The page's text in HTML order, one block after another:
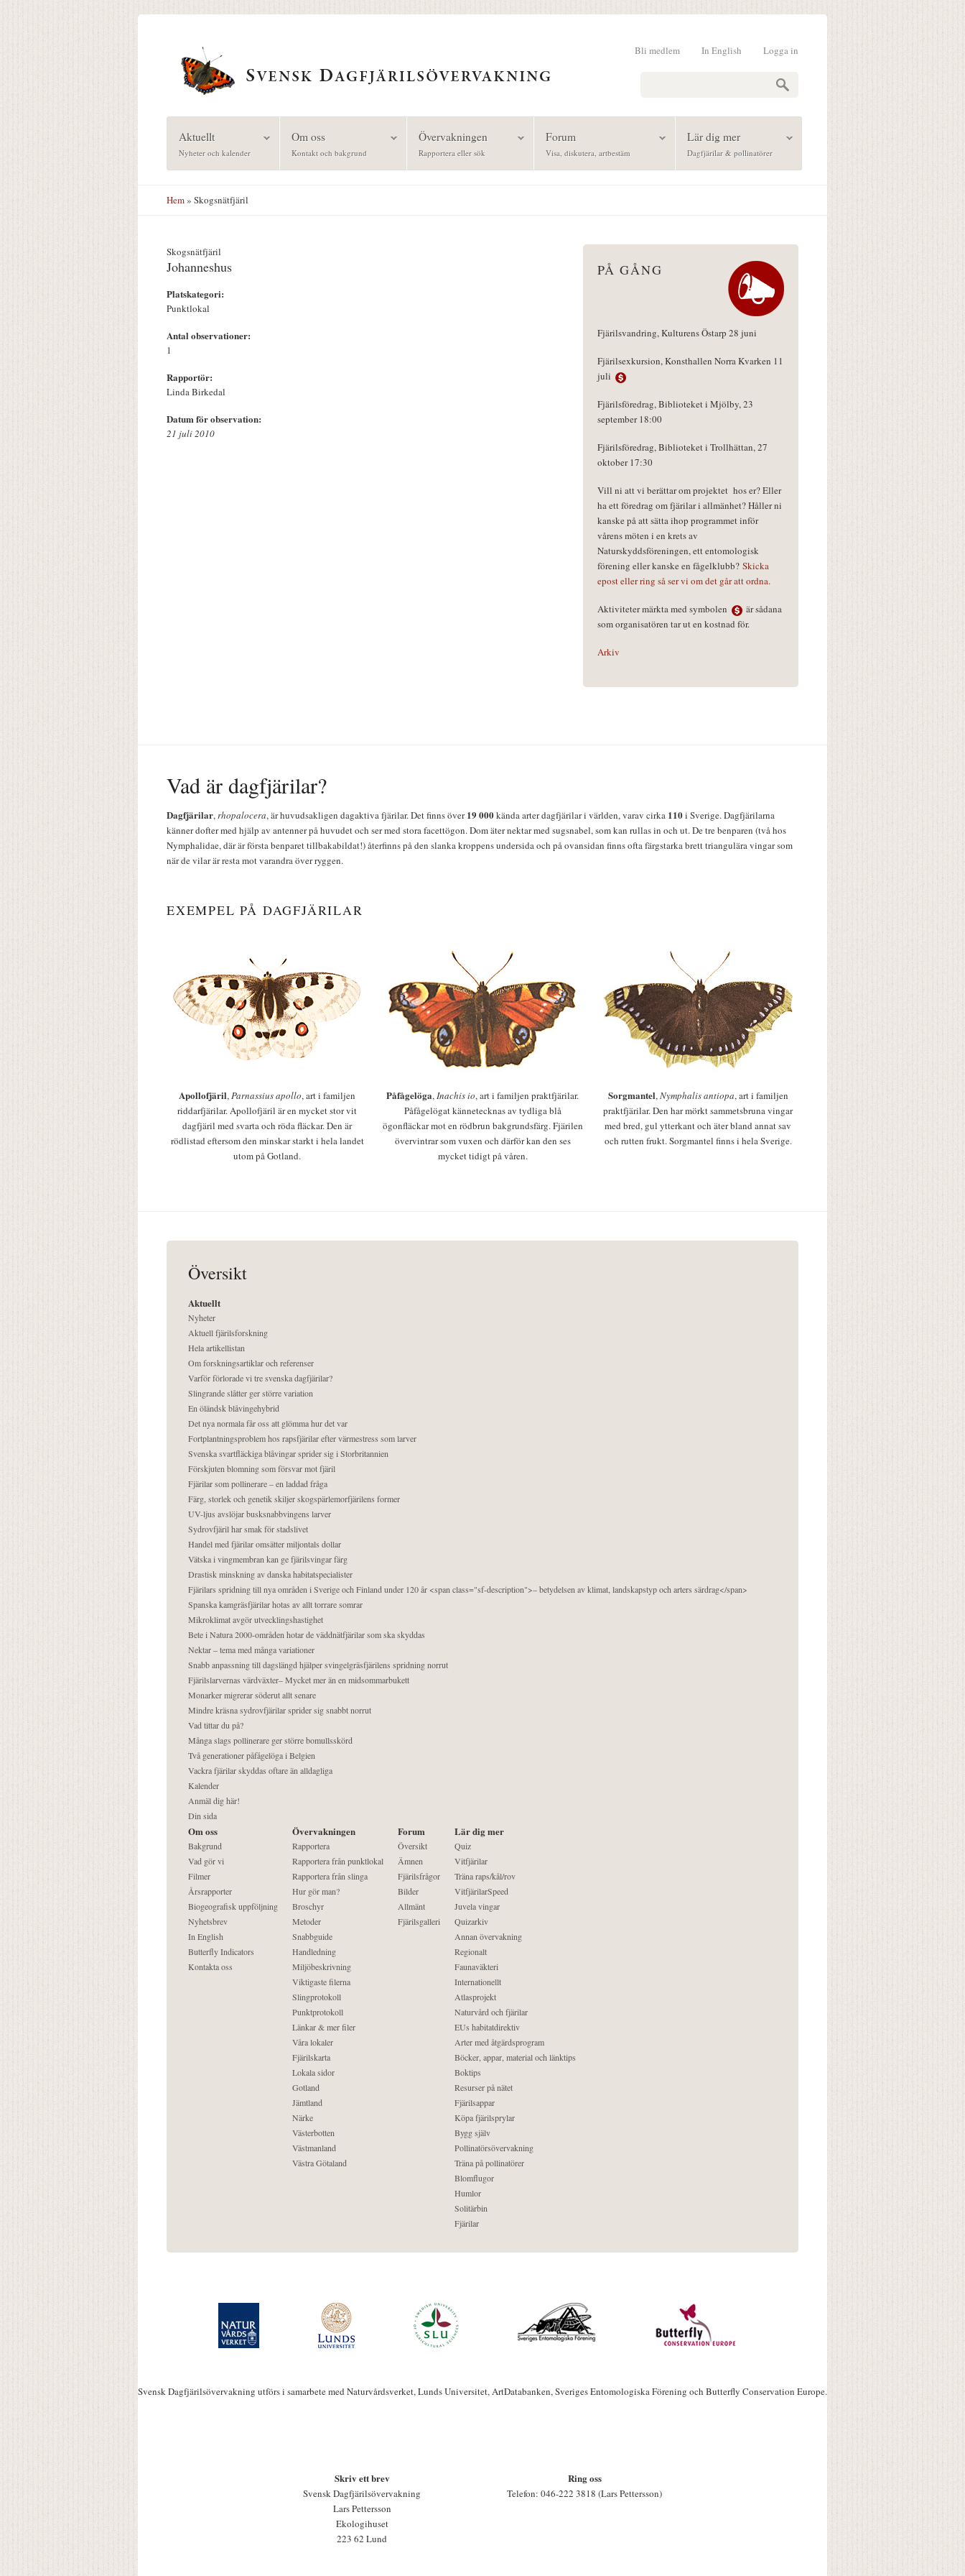
Logga in
In English
Bli medlem
Aktuellt
Nyheter och kalender
Om oss
Kontakt och bakgrund
Övervakningen
Rapportera eller sök
Forum
Visa, diskutera, artbestäm
Lär dig mer
Dagfjärilar & pollinatörer
Hem» Skogsnätfjäril
Skogsnätfjäril
Johanneshus
Platskategori:
Punktlokal
Antal observationer:
1
Rapportör:
Linda Birkedal
Datum för observation:
21 juli 2010
PÅ GÅNG
Fjärilsvandring, Kulturens Östarp 28 juni
Fjärilsexkursion, Konsthallen Norra Kvarken 11
juli
Fjärilsföredrag, Biblioteket i Mjölby, 23
september 18:00
Fjärilsföredrag, Biblioteket i Trollhättan, 27
oktober 17:30
Vill ni att vi berättar om projektet hos er? Eller
ha ett föredrag om fjärilar i allmänhet? Håller ni
kanske på att sätta ihop programmet inför
vårens möten i en krets av
Naturskyddsföreningen, ett entomologisk
förening eller kanske en fågelklubb? Skicka
epost eller ring så ser vi om det går att ordna.
Aktiviteter märkta med symbolen
är sådana
som organisatören tar ut en kostnad för.
Arkiv
Vad är dagfjärilar?
Dagfjärilar,rhopalocera, är huvudsakligen dagaktiva fjärilar. Det finns över19 000kända arter dagfjärilar i världen, varav cirka 110i Sverige. Dagfjärilarna
känner dofter med hjälp av antenner på huvudet och ser med stora facettögon. Dom äter nektar med sugsnabel, som kan rullas in och ut. De tre benparen (två hos
Nymphalidae, där är första benparet tillbakabildat!) återfinns på den slanka kroppens undersida och på ovansidan finns ofta färgstarka brett triangulära vingar som
när de vilar är resta mot varandra över ryggen.
EXEMPEL PÅ DAGFJÄRILAR
Apollofjäril,Parnassius apollo, art i familjen
riddarfjärilar. Apollofjäril är en mycket stor vit
dagfjäril med svarta och röda fläckar. Den är
rödlistad eftersom den minskar starkt i hela landet
utom på Gotland.
Påfågelöga,Inachis io, art i familjen praktfjärilar.
Påfågelögat kännetecknas av tydliga blå
ögonfläckar mot en rödbrun bakgrundsfärg. Fjärilen
övervintrar som vuxen och därför kan den ses
mycket tidigt på våren.
Sorgmantel,Nymphalis antiopa, art i familjen
praktfjärilar. Den har mörkt sammetsbruna vingar
med bred, gul ytterkant och äter bland annat sav
och rutten frukt. Sorgmantel finns i hela Sverige.
Översikt
Aktuellt
Nyheter
Aktuell fjärilsforskning
Hela artikellistan
Om forskningsartiklar och referenser
Varför förlorade vi tre svenska dagfjärilar?
Slingrande slåtter ger större variation
En öländsk blåvingehybrid
Det nya normala får oss att glömma hur det var
Fortplantningsproblem hos rapsfjärilar efter värmestress som larver
Svenska svartfläckiga blåvingar sprider sig i Storbritannien
Förskjuten blomning som försvar mot fjäril
Fjärilar som pollinerare – en laddad fråga
Färg, storlek och genetik skiljer skogspärlemorfjärilens former
UV-ljus avslöjar busksnabbvingens larver
Sydrovfjäril har smak för stadslivet
Handel med fjärilar omsätter miljontals dollar
Vätska i vingmembran kan ge fjärilsvingar färg
Drastisk minskning av danska habitatspecialister
Fjärilars spridning till nya områden i Sverige och Finland under 120 år <span class="sf-description">– betydelsen av klimat, landskapstyp och arters särdrag</span>
Spanska kamgräsfjärilar hotas av allt torrare somrar
Mikroklimat avgör utvecklingshastighet
Bete i Natura 2000-områden hotar de väddnätfjärilar som ska skyddas
Nektar – tema med många variationer
Snabb anpassning till dagslängd hjälper svingelgräsfjärilens spridning norrut
Fjärilslarvernas värdväxter– Mycket mer än en midsommarbukett
Monarker migrerar söderut allt senare
Mindre kräsna sydrovfjärilar sprider sig snabbt norrut
Vad tittar du på?
Många slags pollinerare ger större bomullsskörd
Två generationer påfågelöga i Belgien
Vackra fjärilar skyddas oftare än alldagliga
Kalender
Anmäl dig här!
Din sida
Om oss
Bakgrund
Vad gör vi
Filmer
Årsrapporter
Biogeografisk uppföljning
Nyhetsbrev
In English
Butterfly Indicators
Kontakta oss
Övervakningen
Rapportera
Rapportera från punktlokal
Rapportera från slinga
Hur gör man?
Broschyr
Metoder
Snabbguide
Handledning
Miljöbeskrivning
Viktigaste filerna
Slingprotokoll
Punktprotokoll
Länkar & mer filer
Våra lokaler
Fjärilskarta
Lokala sidor
Gotland
Jämtland
Närke
Västerbotten
Västmanland
Västra Götaland
Forum
Översikt
Ämnen
Fjärilsfrågor
Bilder
Allmänt
Fjärilsgalleri
Lär dig mer
Quiz
Vitfjärilar
Träna raps/kål/rov
VitfjärilarSpeed
Juvela vingar
Quizarkiv
Annan övervakning
Regionalt
Faunaväkteri
Internationellt
Atlasprojekt
Naturvård och fjärilar
EUs habitatdirektiv
Arter med åtgärdsprogram
Böcker, appar, material och länktips
Boktips
Resurser på nätet
Fjärilsappar
Köpa fjärilsprylar
Bygg själv
Pollinatörsövervakning
Träna på pollinatörer
Blomflugor
Humlor
Solitärbin
Fjärilar
Svensk Dagfjärilsövervakning utförs i samarbete med Naturvårdsverket, Lunds Universitet, ArtDatabanken, Sveriges Entomologiska Förening och Butterfly Conservation Europe.
Skriv ett brev
Svensk Dagfjärilsövervakning
Lars Pettersson
Ekologihuset
223 62 Lund
Ring oss
Telefon: 046-222 3818 (Lars Pettersson)